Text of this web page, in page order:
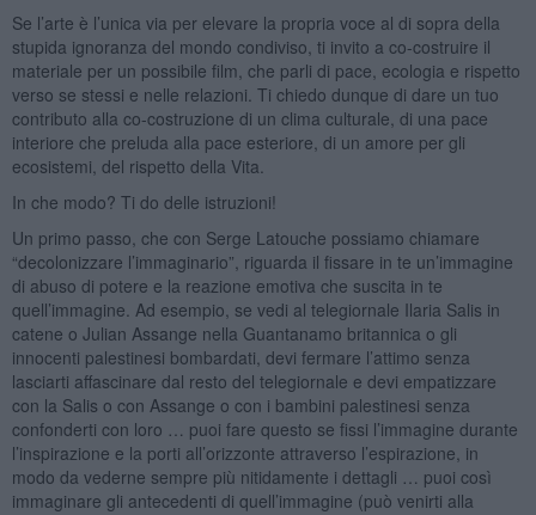
Se l’arte è l’unica via per elevare la propria voce al di sopra della
stupida ignoranza del mondo condiviso, ti invito a co-costruire il
materiale per un possibile film, che parli di pace, ecologia e rispetto
verso se stessi e nelle relazioni. Ti chiedo dunque di dare un tuo
contributo alla co-costruzione di un clima culturale, di una pace
interiore che preluda alla pace esteriore, di un amore per gli
ecosistemi, del rispetto della Vita.
In che modo? Ti do delle istruzioni!
Un primo passo, che con Serge Latouche possiamo chiamare
“decolonizzare l’immaginario”, riguarda il fissare in te un’immagine
di abuso di potere e la reazione emotiva che suscita in te
quell’immagine. Ad esempio, se vedi al telegiornale Ilaria Salis in
catene o Julian Assange nella Guantanamo britannica o gli
innocenti palestinesi bombardati, devi fermare l’attimo senza
lasciarti affascinare dal resto del telegiornale e devi empatizzare
con la Salis o con Assange o con i bambini palestinesi senza
confonderti con loro … puoi fare questo se fissi l’immagine durante
l’inspirazione e la porti all’orizzonte attraverso l’espirazione, in
modo da vederne sempre più nitidamente i dettagli … puoi così
immaginare gli antecedenti di quell’immagine (può venirti alla